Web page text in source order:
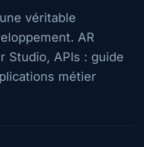
véritable
AR
Studio, APIs : guide
métier